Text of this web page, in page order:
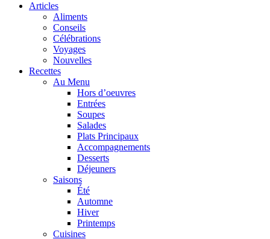
Articles
Aliments
Conseils
Célébrations
Voyages
Nouvelles
Recettes
Au Menu
Hors d’oeuvres
Entrées
Soupes
Salades
Plats Principaux
Accompagnements
Desserts
Déjeuners
Saisons
Été
Automne
Hiver
Printemps
Cuisines